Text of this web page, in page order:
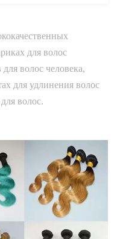
для волос
волос человека,
для удлинения волос
волос.